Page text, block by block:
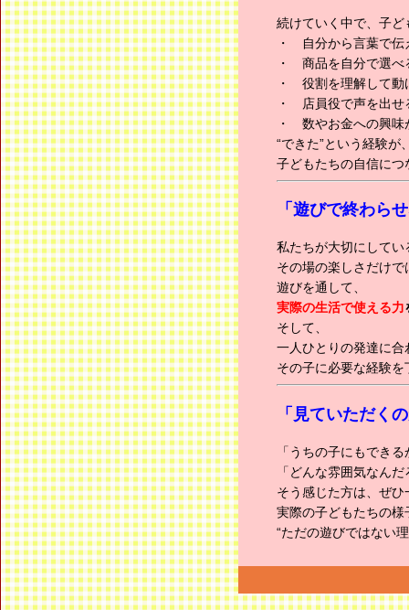
続けていく中で、子
・ 自分から言葉で伝
・ 商品を自分で選べ
・ 役割を理解して動
・ 店員役で声を出せ
・ 数やお金への興味
“できた”という経験が
子どもたちの自信につ
「遊びで終わら
私たちが大切にしてい
その場の楽しさだけ
遊びを通して、
実際の生活で使える力
そして、
一人ひとりの発達に合
その子に必要な経験
「見ていただく
「うちの子にもでき
「どんな雰囲気なん
そう感じた方は、ぜ
実際の子どもたちの様
“ただの遊びではない